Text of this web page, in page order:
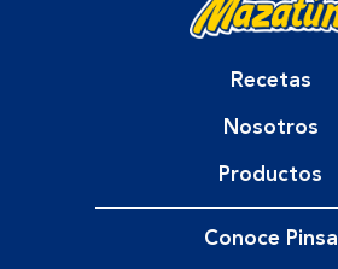
Recetas
Nosotros
Productos
Conoce Pinsa